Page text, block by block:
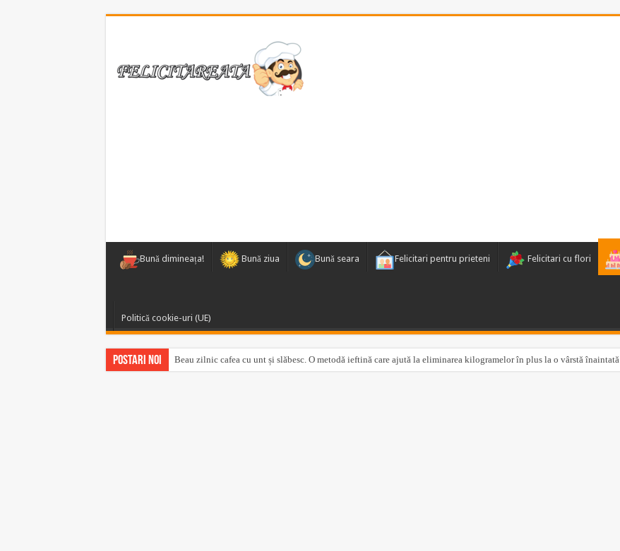
Bună dimineața! Bună ziua Bună seara Felicitari pentru prieteni Felicitari cu flori
Politică cookie-uri (UE)
Postari noi Beau zilnic cafea cu unt și slăbesc. O metodă ieftină care ajută la eliminarea kilogramelor în plus la o vârstă înaintată
Cum să redai albul rufelor cu ajutorul aspirinei: o metodă simplă pentru acasă